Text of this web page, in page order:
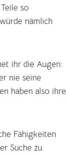
so
nämlich
ihr die Augen:
nie seine
haben also ihre
Fähigkeiten
Suche zu